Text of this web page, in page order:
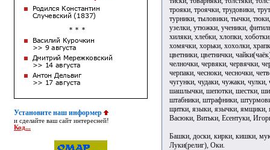
Установите наш информер
и сделайте ваш сайт интересней!
Код...
трояки, троячки, трудовики,
турники, тыловики, тычки,
узелки, утюжки, ученики,
хиляки, хлебки, хлопки,
хомячки, хорьки, хохолки,
цветники, цветнички,
челночки, червяки, червячки,
черпаки, чесноки, чесночки,
чугунки, чудаки, чужаки,
шашлычки, шепотки, шестки,
штабники, штрафники,
щитки, языки, язычки, ямщики,
Васюки, Витьки, Есентуки,
Башки, доски, кирки, кишки,
Луки(религ), Оки.